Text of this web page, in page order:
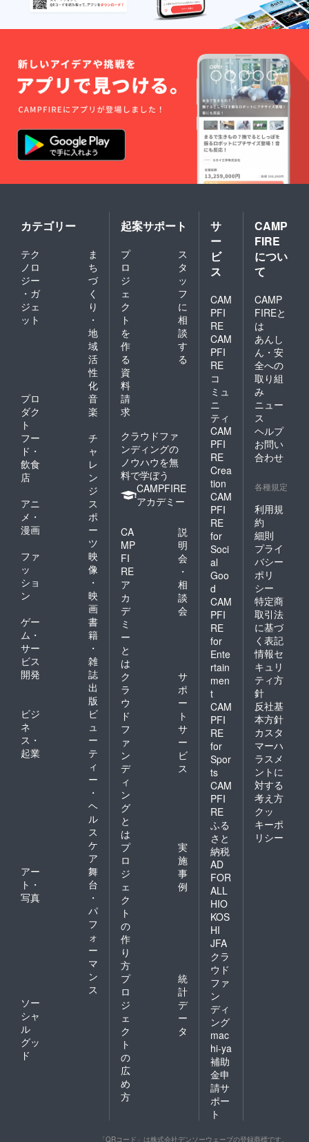
カテゴリー
テク
ノロ
ジー
・ガ
ジェ
ット
ま
ち
づ
く
り
・
地
域
活
性
化
プロ
ダク
ト
音
楽
フー
ド・
飲食
店
チ
ャ
レ
ン
ジ
アニ
メ・
漫画
ス
ポ
ー
ツ
ファ
ッ
ショ
ン
映
像
・
映
画
ゲー
ム・
サー
ビス
開発
書
籍
・
雑
誌
出
版
ビジ
ネ
ス・
起業
ビ
ュ
ー
テ
ィ
ー
・
ヘ
ル
ス
ケ
ア
アー
ト・
写真
舞
台
・
パ
フ
ォ
ー
マ
ン
ス
ソー
シャ
ル
グッ
ド
起案サポート
プ
ロ
ジ
ェ
ク
ト
を
作
る
ス
タ
ッ
フ
に
相
談
す
る
資
料
請
求
クラウドファ
ンディングの
ノウハウを無
料で学ぼう
CAMPFIRE
アカデミー
CA
MP
FI
RE
ア
カ
デ
ミ
ー
と
は
説
明
会
・
相
談
会
ク
ラ
ウ
ド
フ
ァ
ン
デ
ィ
ン
グ
と
は
サ
ポ
ー
ト
サ
ー
ビ
ス
プ
ロ
ジ
ェ
ク
ト
の
作
り
方
実
施
事
例
プ
ロ
ジ
ェ
ク
ト
の
広
め
方
統
計
デ
ー
タ
サ
ー
ビ
ス
CAM
PFI
RE
CAM
PFI
RE
コ
ミュ
ニ
ティ
CAM
PFI
RE
Crea
tion
CAM
PFI
RE
for
Soci
al
Goo
d
CAM
PFI
RE
for
Ente
rtain
men
t
CAM
PFI
RE
for
Spor
ts
CAM
PFI
RE
ふる
さと
納税
AD
FOR
ALL
HIO
KOS
HI
JFA
クラ
ウド
ファ
ン
ディ
ング
mac
hi-ya
補助
金申
請サ
ポー
ト
CAMP
FIRE
につい
て
CAMP
FIREと
は
あんし
ん・安
全への
取り組
み
ニュー
ス
ヘルプ
お問い
合わせ
各種規定
利用規
約
細則
プライ
バシー
ポリ
シー
特定商
取引法
に基づ
く表記
情報セ
キュリ
ティ方
針
反社基
本方針
カスタ
マーハ
ラスメ
ントに
対する
考え方
クッ
キーポ
リシー
「QRコード」は株式会社デンソーウェーブの登録商標です。